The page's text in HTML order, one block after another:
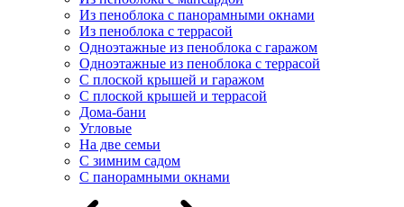
Из пеноблока с панорамными окнами
Из пеноблока с террасой
Одноэтажные из пеноблока с гаражом
Одноэтажные из пеноблока с террасой
С плоской крышей и гаражом
С плоской крышей и террасой
Дома-бани
Угловые
На две семьи
С зимним садом
С панорамными окнами